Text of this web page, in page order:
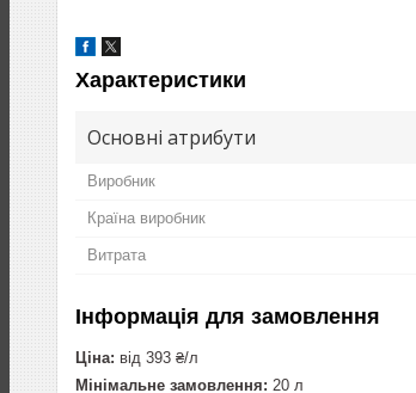
Характеристики
Основні атрибути
Виробник
Країна виробник
Витрата
Інформація для замовлення
Ціна: від 393 ₴/л
Мінімальне замовлення: 20 л